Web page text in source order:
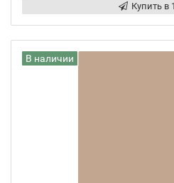
Купить в
В наличии